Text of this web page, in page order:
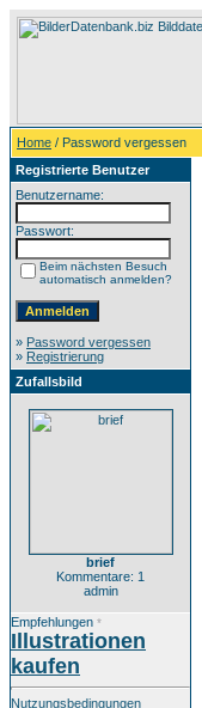
Home / Password vergessen
Registrierte Benutzer
Benutzername:
Passwort:
Beim nächsten Besuch
automatisch anmelden?
» Password vergessen
» Registrierung
Zufallsbild
brief
Kommentare: 1
admin
Empfehlungen *
Illustrationen
kaufen
Nutzungsbedingungen